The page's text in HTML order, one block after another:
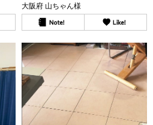
大阪府 山ちゃん様